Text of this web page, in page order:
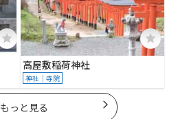
高屋敷稲荷神社
神社｜寺院
もっと見る